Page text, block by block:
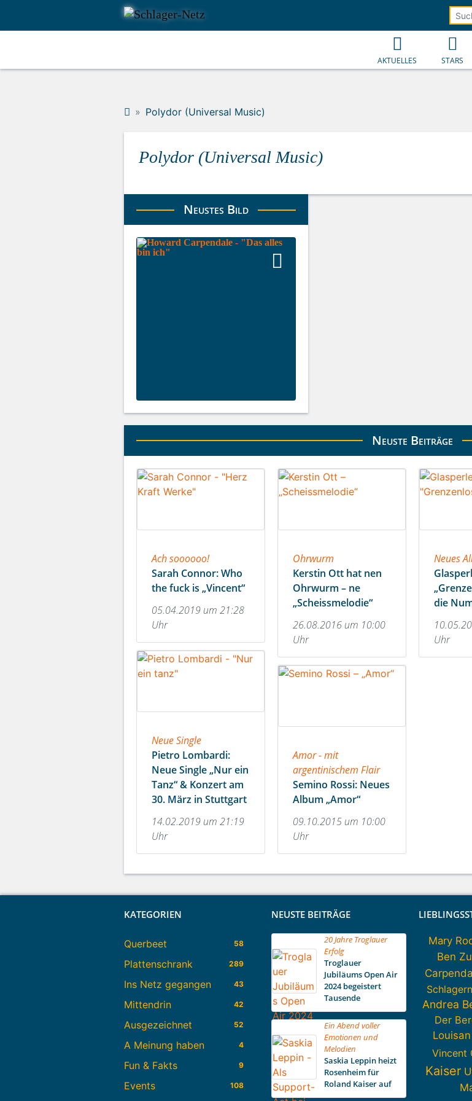
Polydor (Universal Music)
Polydor (Universal Music)
Neustes Bild
Neuste Beiträge
Ach soooooo!
Sarah Connor: Who
the fuck is „Vincent“
05.04.2019 um 21:28
Uhr
Neue Single
Pietro Lombardi:
Neue Single „Nur ein
Tanz“ & Konzert am
30. März in Stuttgart
14.02.2019 um 21:19
Uhr
Ohrwurm
Kerstin Ott hat nen
Ohrwurm – ne
„Scheissmelodie“
26.08.2016 um 10:00
Uhr
Amor - mit
argentinischem Flair
Semino Rossi: Neues
Album „Amor“
09.10.2015 um 10:00
Uhr
Neues
die
Uhr
AKTUELLES STARS
KATEGORIEN
Querbeet 58
Plattenschrank 289
Ins Netz gegangen 43
Mittendrin 42
Ausgezeichnet 52
A Meinung haben 4
Fun & Fakts 9
Events 108
NEUSTE BEITRÄGE
20 Jahre Troglauer
Erfolg
Troglauer
Jubiläums Open Air
2024 begeistert
Tausende
Ein Abend voller
Emotionen und
Melodien
Saskia Leppin heizt
Rosenheim für
Roland Kaiser auf
Mary
Ben
Andrea
Der
Louisan
Vincent
Kaiser